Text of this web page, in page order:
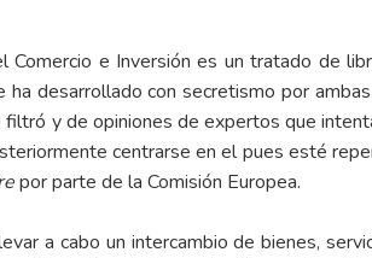
Comercio e Inversión es un tratado de
desarrollado con secretismo por
y de opiniones de expertos que
centrarse en el pues esté
por parte de la Comisión Europea.
a cabo un intercambio de bienes,